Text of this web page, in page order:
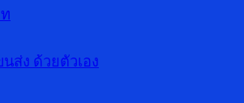
ส่ง ด้วยตัวเอง